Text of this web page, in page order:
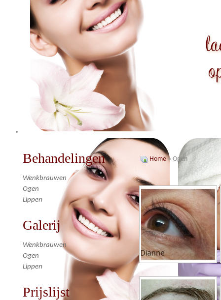
Behandelingen
Wenkbrauwen
Ogen
Lippen
Galerij
Wenkbrauwen
Ogen
Lippen
Prijslijst
Home» Ogen